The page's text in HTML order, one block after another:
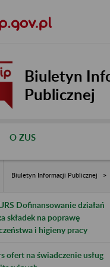
Biuletyn
Publicznej
O ZUS
Biuletyn Informacji Publicznej
Dofinansowanie działań
składek na poprawę
i higieny pracy
ofert na świadczenie usług